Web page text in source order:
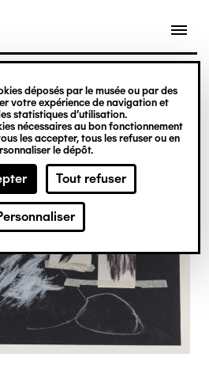
déposés par le musée ou par des
votre expérience de navigation et
statistiques d’utilisation.
nécessaires au bon fonctionnement
les accepter, tous les refuser ou en
le dépôt.
Tout refuser